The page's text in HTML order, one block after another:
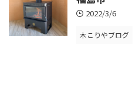
2022/3/6
木こりやブログ